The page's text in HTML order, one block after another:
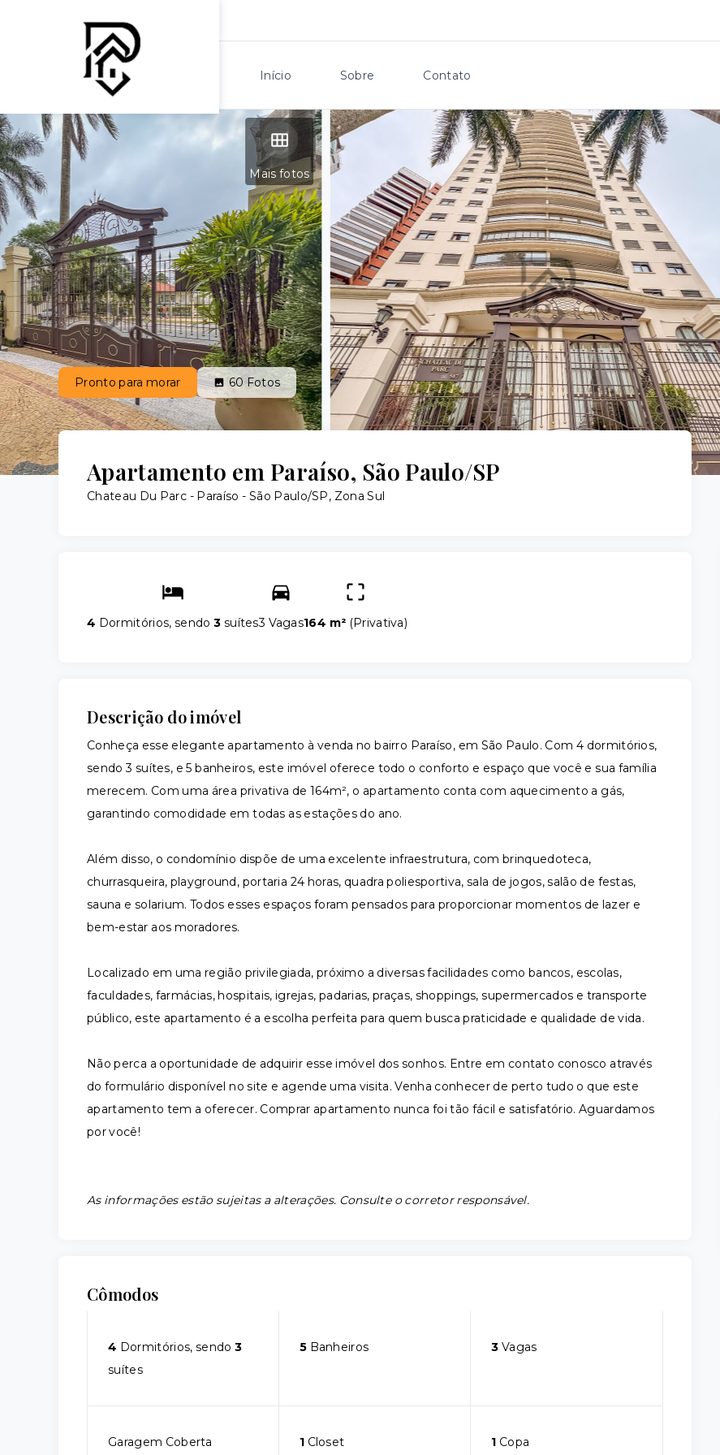
Início Sobre Contato
Mais fotos
Pronto para morar 60 Fotos
Apartamento em Paraíso, São Paulo/SP
Chateau Du Parc - Paraíso - São Paulo/SP, Zona Sul
4 Dormitórios, sendo3 suítes3 Vagas164 m² (Privativa)
Descrição do imóvel
Conheça esse elegante apartamento à venda no bairro Paraíso, em São Paulo. Com 4 dormitórios,
sendo 3 suítes, e 5 banheiros, este imóvel oferece todo o conforto e espaço que você e sua família
merecem. Com uma área privativa de 164m², o apartamento conta com aquecimento a gás,
garantindo comodidade em todas as estações do ano.
Além disso, o condomínio dispõe de uma excelente infraestrutura, com brinquedoteca,
churrasqueira, playground, portaria 24 horas, quadra poliesportiva, sala de jogos, salão de festas,
sauna e solarium. Todos esses espaços foram pensados para proporcionar momentos de lazer e
bem-estar aos moradores.
Localizado em uma região privilegiada, próximo a diversas facilidades como bancos, escolas,
faculdades, farmácias, hospitais, igrejas, padarias, praças, shoppings, supermercados e transporte
público, este apartamento é a escolha perfeita para quem busca praticidade e qualidade de vida.
Não perca a oportunidade de adquirir esse imóvel dos sonhos. Entre em contato conosco através
do formulário disponível no site e agende uma visita. Venha conhecer de perto tudo o que este
apartamento tem a oferecer. Comprar apartamento nunca foi tão fácil e satisfatório. Aguardamos
por você!
As informações estão sujeitas a alterações. Consulte o corretor responsável.
Cômodos
4 Dormitórios, sendo3
suítes
5Banheiros 3 Vagas
Garagem Coberta 1Closet 1 Copa